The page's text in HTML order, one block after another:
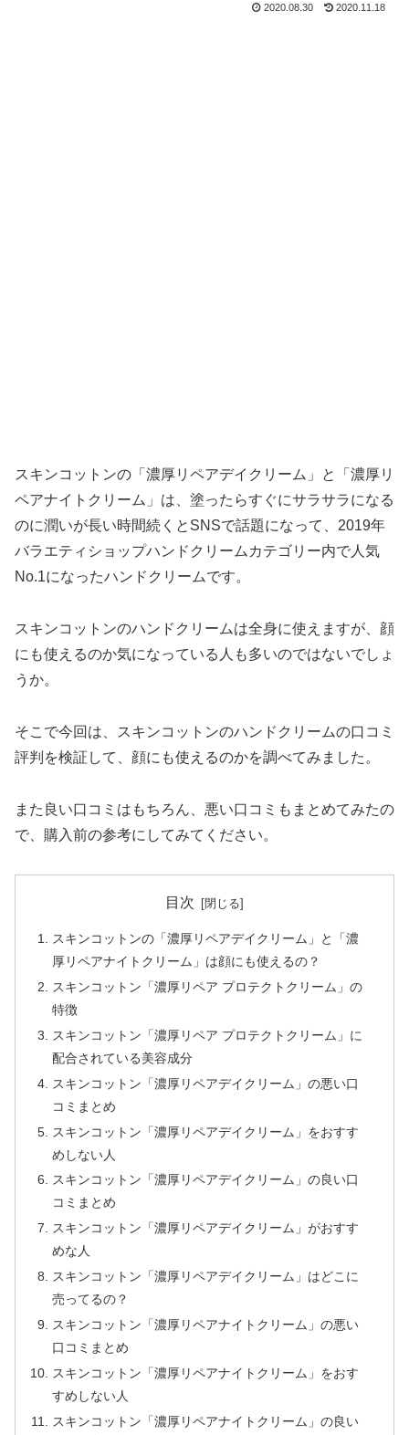
2020.08.30 2020.11.18
スキンコットンの「濃厚リペアデイクリーム」と「濃厚リ
ペアナイトクリーム」は、塗ったらすぐにサラサラになる
のに潤いが長い時間続くとSNSで話題になって、2019年
バラエティショップハンドクリームカテゴリー内で人気
No.1になったハンドクリームです。
スキンコットンのハンドクリームは全身に使えますが、顔
にも使えるのか気になっている人も多いのではないでしょ
うか。
そこで今回は、スキンコットンのハンドクリームの口コミ
評判を検証して、顔にも使えるのかを調べてみました。
また良い口コミはもちろん、悪い口コミもまとめてみたの
で、購入前の参考にしてみてください。
目次
スキンコットンの「濃厚リペアデイクリーム」と「濃
厚リペアナイトクリーム」は顔にも使えるの？
スキンコットン「濃厚リペア プロテクトクリーム」の
特徴
スキンコットン「濃厚リペア プロテクトクリーム」に
配合されている美容成分
スキンコットン「濃厚リペアデイクリーム」の悪い口
コミまとめ
スキンコットン「濃厚リペアデイクリーム」をおすす
めしない人
スキンコットン「濃厚リペアデイクリーム」の良い口
コミまとめ
スキンコットン「濃厚リペアデイクリーム」がおすす
めな人
スキンコットン「濃厚リペアデイクリーム」はどこに
売ってるの？
スキンコットン「濃厚リペアナイトクリーム」の悪い
口コミまとめ
スキンコットン「濃厚リペアナイトクリーム」をおす
すめしない人
スキンコットン「濃厚リペアナイトクリーム」の良い